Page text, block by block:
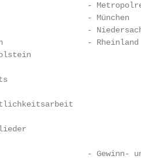
-
-
-
- Rheinland
Öffentlichkeitsarbeit
Mitglieder
- Gewinn- und